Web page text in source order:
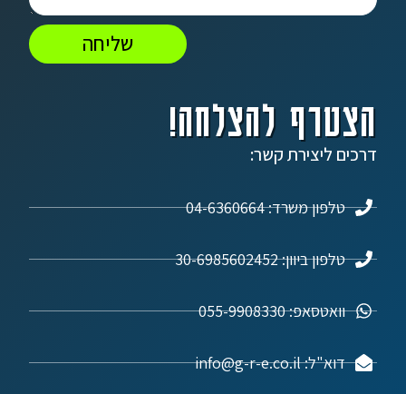
הצטרף להצלחה!
דרכים ליצירת קשר:
טלפון משרד: 04-6360664
טלפון ביוון: 30-6985602452
וואטסאפ: 055-9908330
דוא"ל: info@g-r-e.co.il
שליחה